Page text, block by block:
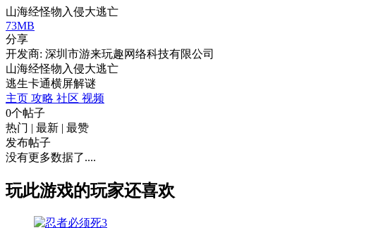
山海经怪物入侵大逃亡
73MB
分享
开发商: 深圳市游来玩趣网络科技有限公司
山海经怪物入侵大逃亡
逃生卡通横屏解谜
主页 攻略 社区 视频
0个帖子
热门 | 最新 | 最赞
发布帖子
没有更多数据了....
玩此游戏的玩家还喜欢